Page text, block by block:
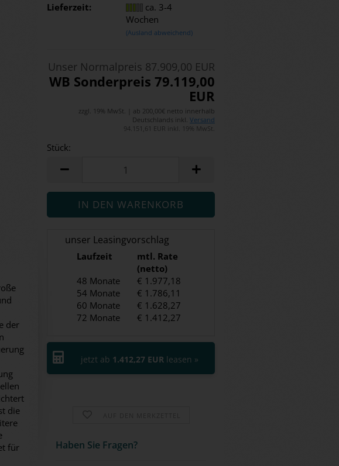
Lieferzeit:
ca. 3-4
Wochen
(Ausland abweichend)
Unser Normalpreis 87.909,00 EUR
WB Sonderpreis 79.119,00
EUR
zzgl. 19% MwSt. | ab 200,00€ netto innerhalb
Deutschlands inkl. Versand
94.151,61 EUR inkl. 19% MwSt.
Stück:
Stück
unser Leasingvorschlag
Laufzeit
mtl. Rate
(netto)
48 Monate
€ 1.977,18
54 Monate
€ 1.786,11
60 Monate
€ 1.628,27
72 Monate
€ 1.412,27
jetzt ab 1.412,27 EURleasen »
Haben Sie Fra­gen?
der
die
für